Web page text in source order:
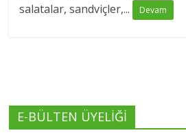
salatalar, sandviçler,...
Devam
E-BÜLTEN ÜYELİĞİ